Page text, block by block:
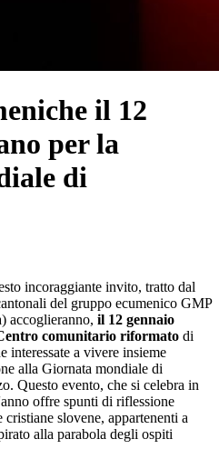
il 12
per la
di
incoraggiante invito, tratto dal
del gruppo ecumenico GMP
accoglieranno, il 12 gennaio
comunitario riformato di
interessate a vivere insieme
alla Giornata mondiale di
Questo evento, che si celebra in
offre spunti di riflessione
slovene, appartenenti a
alla parabola degli ospiti